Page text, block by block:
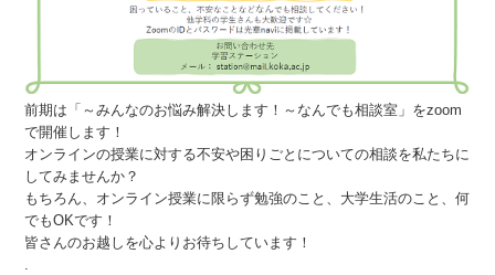
前期は「～みんなのお悩み解決します！～なんでも相談室」をzoom
で開催します！
オンラインの授業に対する不安や困りごとについての相談を私たちに
してみませんか？
もちろん、オンライン授業に限らず勉強のこと、大学生活のこと、何
でもOKです！
皆さんのお越しを心よりお待ちしています！
.